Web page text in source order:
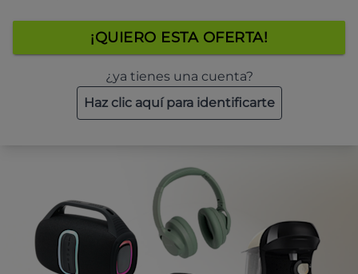
¡QUIERO ESTA OFERTA!
¿ya tienes una cuenta?
Haz clic aquí para identificarte